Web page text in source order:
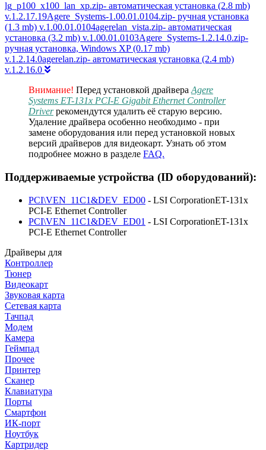
lg_p100_x100_lan_xp.zip- автоматическая установка (2.8 mb)
v.1.2.17.19Agere_Systems-1.00.01.0104.zip- ручная установка
(1.3 mb) v.1.00.01.0104agerelan_vista.zip- автоматическая
установка (3.2 mb) v.1.00.01.0103Agere_Systems-1.2.14.0.zip-
ручная установка, Windows XP (0.17 mb)
v.1.2.14.0agerelan.zip- автоматическая установка (2.4 mb)
v.1.2.16.0
Внимание! Перед установкой драйвера Agere
Systems ET-131x PCI-E Gigabit Ethernet Controller
Driverрекомендутся удалить её старую версию.
Удаление драйвера особенно необходимо - при
замене оборудования или перед установкой новых
версий драйверов для видеокарт. Узнать об этом
подробнее можно в разделе FAQ.
Поддерживаемые устройства (ID оборудований):
PCI\VEN_11C1&DEV_ED00 - LSI CorporationET-131x
PCI-E Ethernet Controller
PCI\VEN_11C1&DEV_ED01 - LSI CorporationET-131x
PCI-E Ethernet Controller
Драйверы для
Контроллер
Тюнер
Видеокарт
Звуковая карта
Сетевая карта
Тачпад
Модем
Камера
Геймпад
Прочее
Принтер
Сканер
Клавиатура
Порты
Смартфон
ИК-порт
Ноутбук
Картридер